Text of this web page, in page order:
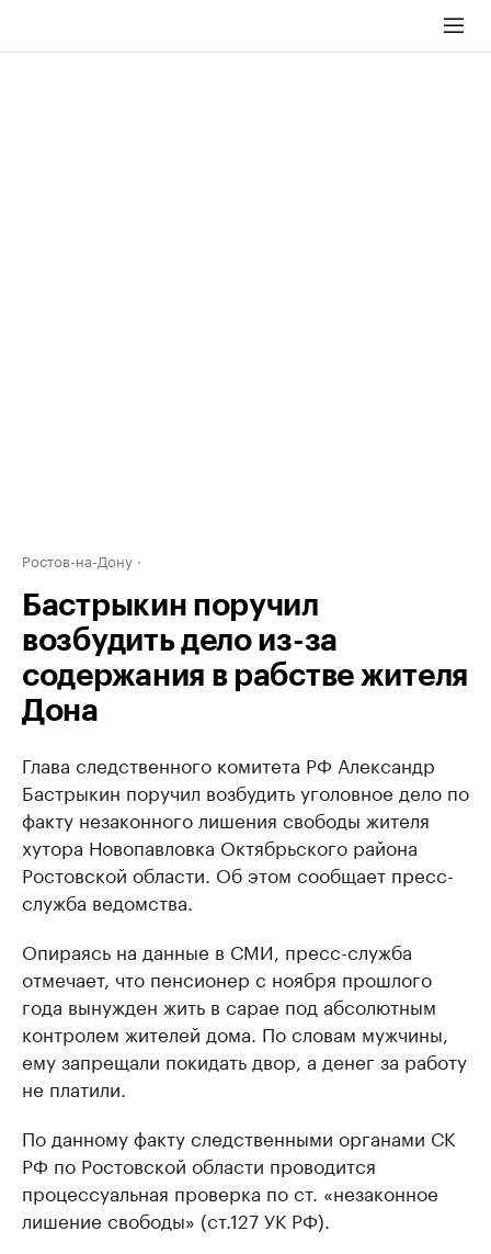
Ростов-на-Дону
Бастрыкин поручил
возбудить дело из-за
содержания в рабстве жителя
Дона
Глава следственного комитета РФ Александр
Бастрыкин поручил возбудить уголовное дело по
факту незаконного лишения свободы жителя
хутора Новопавловка Октябрьского района
Ростовской области. Об этом сообщает пресс-
служба ведомства.
Опираясь на данные в СМИ, пресс-служба
отмечает, что пенсионер с ноября прошлого
года вынужден жить в сарае под абсолютным
контролем жителей дома. По словам мужчины,
ему запрещали покидать двор, а денег за работу
не платили.
По данному факту следственными органами СК
РФ по Ростовской области проводится
процессуальная проверка по ст. «незаконное
лишение свободы» (ст.127 УК РФ).